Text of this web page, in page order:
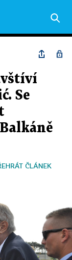
Se
ČLÁNEK